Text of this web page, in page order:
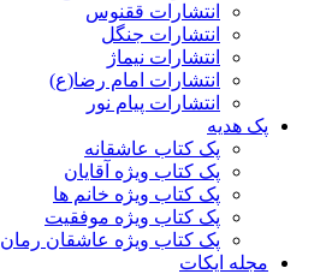
انتشارات ققنوس
انتشارات جنگل
انتشارات نیماژ
انتشارات امام رضا(ع)
انتشارات پیام نور
پک هدیه
پک کتاب عاشقانه
پک کتاب ویژه آقایان
پک کتاب ویژه خانم ها
پک کتاب ویژه موفقیت
پک کتاب ویژه عاشقان رمان
مجله ایکات